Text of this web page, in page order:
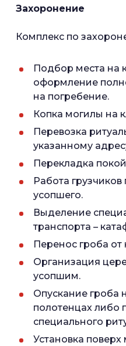
Захоронение
Комплекс по
Подбор места на
оформление
на погребение.
Копка могилы на
Перевозка
указанному
Перекладка
Работа
усопшего.
Выделение
транспорта –
Перенос гроба от
Организация
усопшим.
Опускание гроба
полотенцах либо
специального
Установка